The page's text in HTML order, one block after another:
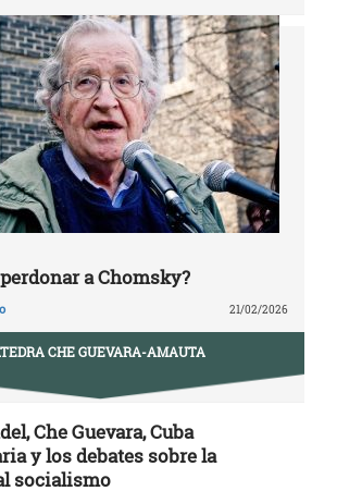
a Chomsky?
21/02/2026
CHE GUEVARA-AMAUTA
Che Guevara, Cuba
y los debates sobre la
socialismo